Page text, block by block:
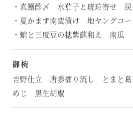
・真鰯酢〆 水茄子と琥珀寄せ 戻
・夏かます南蛮漬け 地ヤングコ
・蛸と三度豆の穂紫蘇和え 南瓜
御椀
吉野仕立 唐黍擂り流し とまと
めじ 黒生胡椒